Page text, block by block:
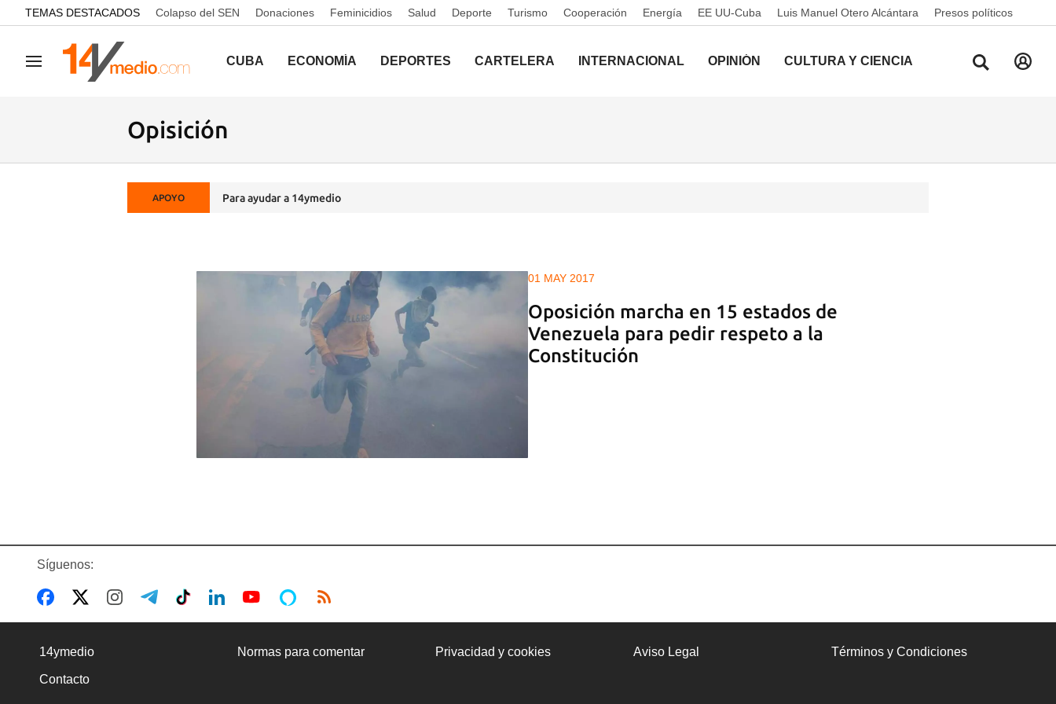
common.go-to-content
TEMAS DESTACADOS Colapso del SEN Donaciones Feminicidios Salud Deporte Turismo Cooperación Energía EE UU-Cuba Luis Manuel Otero Alcántara Presos políticos
Navegación CUBA ECONOMÍA DEPORTES CARTELERA INTERNACIONAL OPINIÓN CULTURA Y CIENCIA
Opisición
APOYO Para ayudar a 14ymedio
01 MAY 2017
Oposición marcha en 15 estados de
Venezuela para pedir respeto a la
Constitución
Síguenos:
14ymedio Normas para comentar Privacidad y cookies Aviso Legal Términos y Condiciones
Contacto